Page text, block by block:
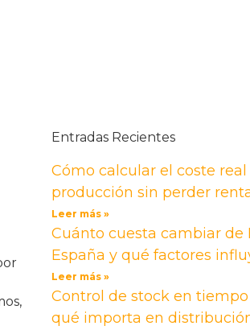
Entradas Recientes
Cómo calcular el coste real
producción sin perder
Leer más »
Cuánto cuesta cambiar de
España y qué factores
Leer más »
Control de stock en
qué importa en